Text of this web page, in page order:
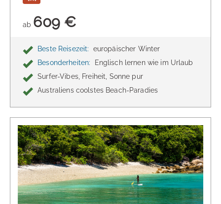
ab 609 €
Beste Reisezeit:
europäischer Winter
Besonderheiten:
Englisch lernen wie im Urlaub
Surfer-Vibes, Freiheit, Sonne pur
Australiens coolstes Beach-Paradies